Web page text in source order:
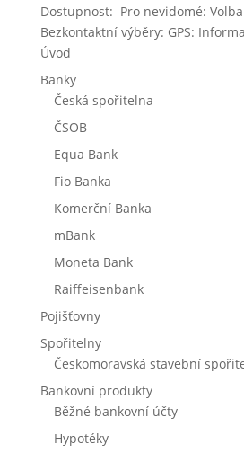
Dostupnost: Pro nevidomé:
Bezkontaktní výběry: GPS:
Úvod
Banky
Česká spořitelna
ČSOB
Equa Bank
Fio Banka
Komerční Banka
mBank
Moneta Bank
Raiffeisenbank
Pojišťovny
Spořitelny
Českomoravská stavební
Bankovní produkty
Běžné bankovní účty
Hypotéky